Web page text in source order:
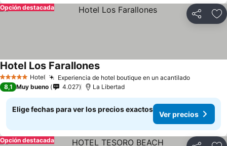
Compartir
Opción destacada
5 Estrellas Hotel Experiencia de hotel boutique en un acantiladoVer
Hotel Los FarallonesVer precios
8,1 Muy bueno 4.027 La Libertad
Elige fechas para ver los precios exactos
Ver precios
Opción destacada